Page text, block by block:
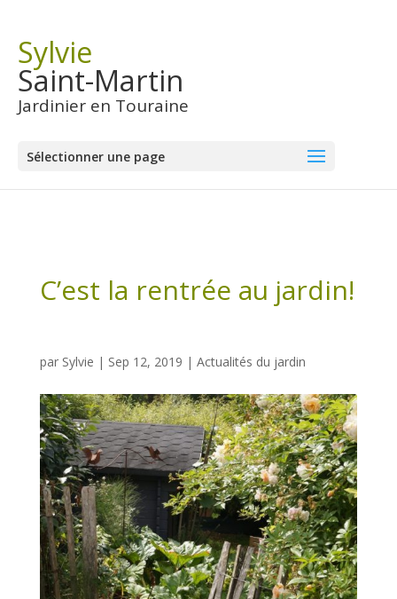
Sylvie
Saint-Martin
Jardinier en Touraine
Sélectionner une page
C’est la rentrée au jardin!
par Sylvie | Sep 12, 2019 | Actualités du jardin